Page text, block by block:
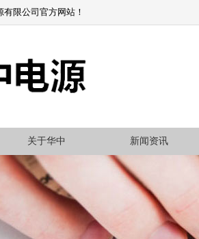
限公司官方网站！
关于华中 新闻资讯